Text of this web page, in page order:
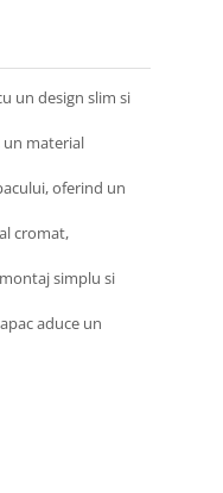
un design slim si
un material
oferind un
cromat,
simplu si
aduce un